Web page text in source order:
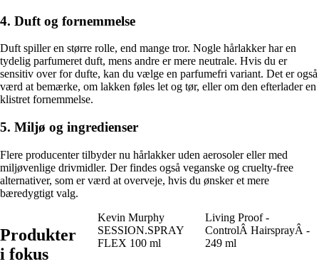
4. Duft og fornemmelse
Duft spiller en større rolle, end mange tror. Nogle hårlakker har en
tydelig parfumeret duft, mens andre er mere neutrale. Hvis du er
sensitiv over for dufte, kan du vælge en parfumefri variant. Det er også
værd at bemærke, om lakken føles let og tør, eller om den efterlader en
klistret fornemmelse.
5. Miljø og ingredienser
Flere producenter tilbyder nu hårlakker uden aerosoler eller med
miljøvenlige drivmidler. Der findes også veganske og cruelty-free
alternativer, som er værd at overveje, hvis du ønsker et mere
bæredygtigt valg.
Produkter
i fokus
Kevin Murphy
SESSION.SPRAY
FLEX 100 ml
Living Proof -
ControlÂ HairsprayÂ -
249 ml